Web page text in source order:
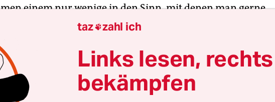
einem nur wenige in den Sinn, mit denen man gerne
ein Bier trinken gehen würde. Dafür fallen einem jedoch
sich durch Ekligkeit hervortun.
der Liste steht sicherlich Dan Snyder von den
Washington Red­skins, heute Commanders, der sich nicht
geweigert hat,den rassistischen Namen seiner Football-
taz zahl ich
Links lesen, rechts
bekämpfen